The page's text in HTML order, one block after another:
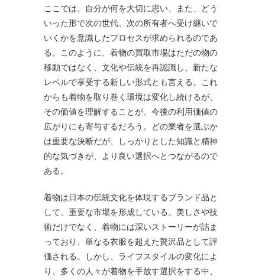
ここでは、自分が何を大切に思い、また、どう
いった形で次の世代、次の所有者へ受け継いで
いくかを意識したプロセスが求められるのであ
る。このように、着物の買取市場はただの物の
移動ではなく、文化や伝統を再認識し、新たな
レベルで享受する新しい形式とも言える。これ
からも着物を取り巻く環境は変化し続けるが、
その価値を理解することが、今後の利用価値の
広がりにも寄与するだろう。どの業者を選ぶか
は重要な決断だが、しっかりとした知識と精神
的な気づきが、より良い選択へとつながるので
ある。
着物は日本の伝統文化を体現するブランド品と
して、重要な市場を形成している。美しさや技
術だけでなく、着物には深いストーリーが詰ま
っており、単なる衣服を超えた贅沢品として評
価される。しかし、ライフスタイルの変化によ
り、多くの人々が着物を手放す選択をする中、